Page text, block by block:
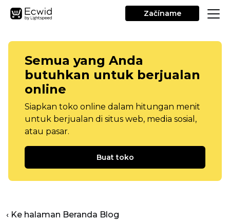
Začíname
Semua yang Anda
butuhkan untuk berjualan
online
Siapkan toko online dalam hitungan menit
untuk berjualan di situs web, media sosial,
atau pasar.
Buat toko
‹ Ke halaman Beranda Blog